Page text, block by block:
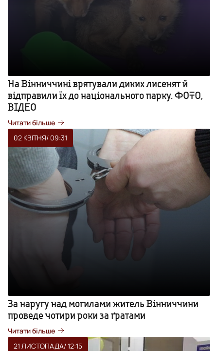
На Вінниччині врятували диких лисенят й
відправили їх до національного парку. ФОТО,
ВІДЕО
Читати більше
02 КВІТНЯ/ 09:31
За наругу над могилами житель Вінниччини
проведе чотири роки за ґратами
Читати більше
21 ЛИСТОПАДА/ 12:15